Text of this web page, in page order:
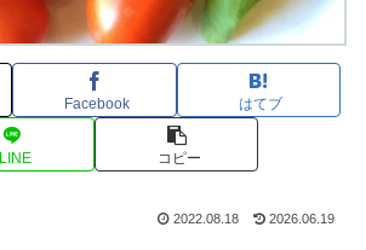
Facebook はてブ
LINE コピー
2022.08.18 2026.06.19